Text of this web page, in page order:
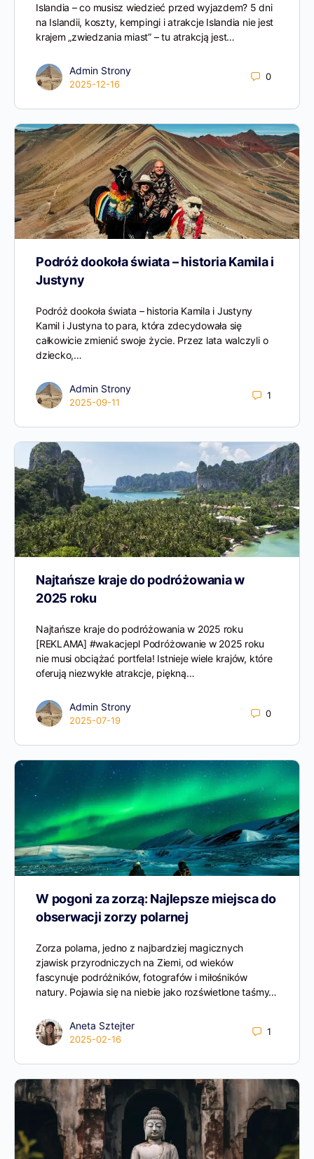
Islandia – co musisz wiedzieć przed wyjazdem? 5 dni
na Islandii, koszty, kempingi i atrakcje Islandia nie jest
krajem „zwiedzania miast” – tu atrakcją jest…
Admin Strony
2025-12-16
0
Podróż dookoła świata – historia Kamila i
Justyny
Podróż dookoła świata – historia Kamila i Justyny
Kamil i Justyna to para, która zdecydowała się
całkowicie zmienić swoje życie. Przez lata walczyli o
dziecko,…
Admin Strony
2025-09-11
1
Najtańsze kraje do podróżowania w
2025 roku
Najtańsze kraje do podróżowania w 2025 roku
[REKLAMA] #wakacjepl Podróżowanie w 2025 roku
nie musi obciążać portfela! Istnieje wiele krajów, które
oferują niezwykłe atrakcje, piękną…
Admin Strony
2025-07-19
0
W pogoni za zorzą: Najlepsze miejsca do
obserwacji zorzy polarnej
Zorza polarna, jedno z najbardziej magicznych
zjawisk przyrodniczych na Ziemi, od wieków
fascynuje podróżników, fotografów i miłośników
natury. Pojawia się na niebie jako rozświetlone taśmy…
Aneta Sztejter
2025-02-16
1